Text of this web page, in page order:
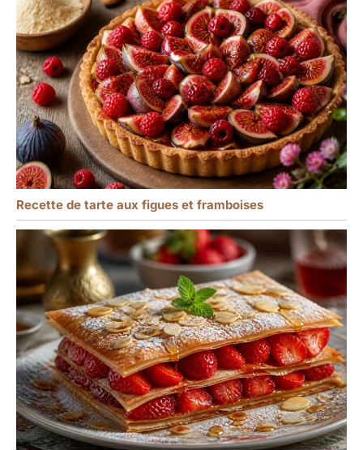
Recette de tarte aux figues et framboises